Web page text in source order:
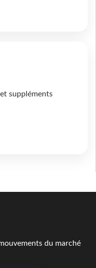
suppléments
du marché